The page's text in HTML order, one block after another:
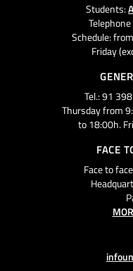
Students:
Schedule:
Friday
Tel.: 91
Thursday from
to 18:00h.
FACE
Face to